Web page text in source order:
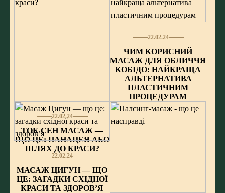
22.02.24
ТОК СЕН МАСАЖ —
ЩО ЦЕ: ПАНАЦЕЯ АБО
ШЛЯХ ДО КРАСИ?
22.02.24
ЧИМ КОРИСНИЙ
МАСАЖ ДЛЯ ОБЛИЧЧЯ
КОБІДО: НАЙКРАЩА
АЛЬТЕРНАТИВА
ПЛАСТИЧНИМ
ПРОЦЕДУРАМ
22.02.24
МАСАЖ ЦИГУН — ЩО
ЦЕ: ЗАГАДКИ СХІДНОЇ
КРАСИ ТА ЗДОРОВʼЯ